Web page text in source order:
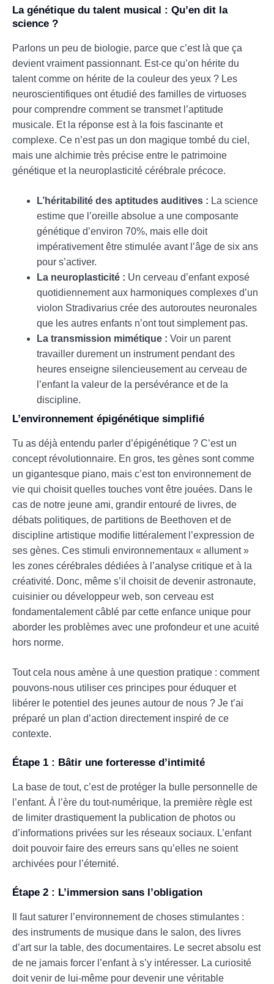
La génétique du talent musical : Qu’en dit la
science ?
Parlons un peu de biologie, parce que c’est là que ça
devient vraiment passionnant. Est-ce qu’on hérite du
talent comme on hérite de la couleur des yeux ? Les
neuroscientifiques ont étudié des familles de virtuoses
pour comprendre comment se transmet l’aptitude
musicale. Et la réponse est à la fois fascinante et
complexe. Ce n’est pas un don magique tombé du ciel,
mais une alchimie très précise entre le patrimoine
génétique et la neuroplasticité cérébrale précoce.
L’héritabilité des aptitudes auditives : La science
estime que l’oreille absolue a une composante
génétique d’environ 70%, mais elle doit
impérativement être stimulée avant l’âge de six ans
pour s’activer.
La neuroplasticité : Un cerveau d’enfant exposé
quotidiennement aux harmoniques complexes d’un
violon Stradivarius crée des autoroutes neuronales
que les autres enfants n’ont tout simplement pas.
La transmission mimétique : Voir un parent
travailler durement un instrument pendant des
heures enseigne silencieusement au cerveau de
l’enfant la valeur de la persévérance et de la
discipline.
L’environnement épigénétique simplifié
Tu as déjà entendu parler d’épigénétique ? C’est un
concept révolutionnaire. En gros, tes gènes sont comme
un gigantesque piano, mais c’est ton environnement de
vie qui choisit quelles touches vont être jouées. Dans le
cas de notre jeune ami, grandir entouré de livres, de
débats politiques, de partitions de Beethoven et de
discipline artistique modifie littéralement l’expression de
ses gènes. Ces stimuli environnementaux « allument »
les zones cérébrales dédiées à l’analyse critique et à la
créativité. Donc, même s’il choisit de devenir astronaute,
cuisinier ou développeur web, son cerveau est
fondamentalement câblé par cette enfance unique pour
aborder les problèmes avec une profondeur et une acuité
hors norme.
Tout cela nous amène à une question pratique : comment
pouvons-nous utiliser ces principes pour éduquer et
libérer le potentiel des jeunes autour de nous ? Je t’ai
préparé un plan d’action directement inspiré de ce
contexte.
Étape 1 : Bâtir une forteresse d’intimité
La base de tout, c’est de protéger la bulle personnelle de
l’enfant. À l’ère du tout-numérique, la première règle est
de limiter drastiquement la publication de photos ou
d’informations privées sur les réseaux sociaux. L’enfant
doit pouvoir faire des erreurs sans qu’elles ne soient
archivées pour l’éternité.
Étape 2 : L’immersion sans l’obligation
Il faut saturer l’environnement de choses stimulantes :
des instruments de musique dans le salon, des livres
d’art sur la table, des documentaires. Le secret absolu est
de ne jamais forcer l’enfant à s’y intéresser. La curiosité
doit venir de lui-même pour devenir une véritable